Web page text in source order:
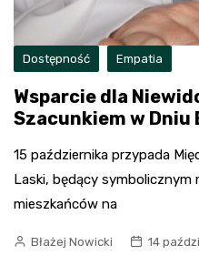
Dostępność Empatia
Wsparcie dla
Szacunkiem w Dniu
15 października przypada
Laski, będący
mieszkańców na
Błażej Nowicki 14